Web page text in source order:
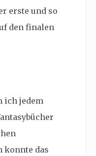
erste und so
den finalen
ich jedem
konnte das